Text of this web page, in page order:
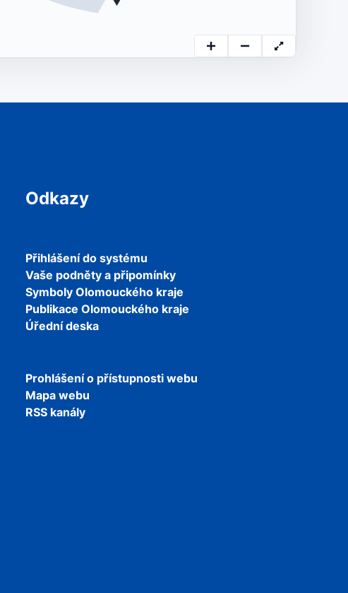
Odkazy
Přihlášení do systému
Vaše podněty a připomínky
Symboly Olomouckého kraje
Publikace Olomouckého kraje
Úřední deska
Prohlášení o přístupnosti webu
Mapa webu
RSS kanály